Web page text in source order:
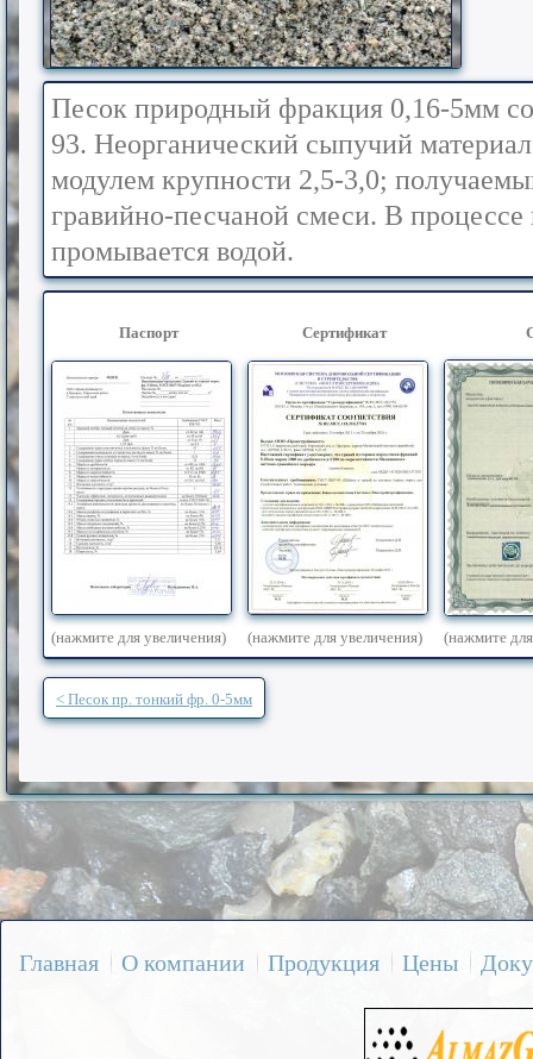
Песок природный фракция 0,16-5мм
93. Неорганический сыпучий
модулем крупности 2,5-3,0;
гравийно-песчаной смеси. В процессе
промывается водой.
Паспорт Сертификат
(нажмите для увеличения) (нажмите для увеличения) (нажмите
< Песок пр. тонкий фр. 0-5мм
Главная О компании Продукция Цены